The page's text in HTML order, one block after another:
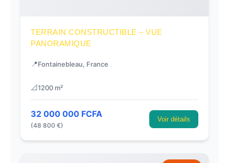
TERRAIN CONSTRUCTIBLE – VUE
PANORAMIQUE
📍Fontainebleau, France
📐1200 m²
32 000 000 FCFA
(48 800 €)
Voir détails